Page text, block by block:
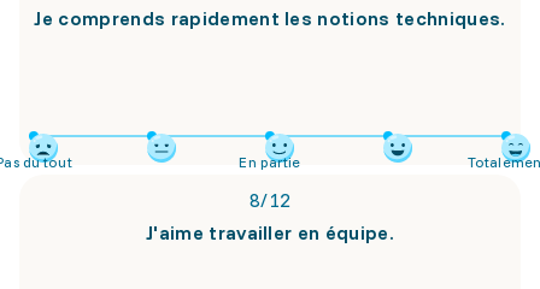
Je comprends rapidement les notions techniques.
du tout En partie
8/12
J'aime travailler en équipe.